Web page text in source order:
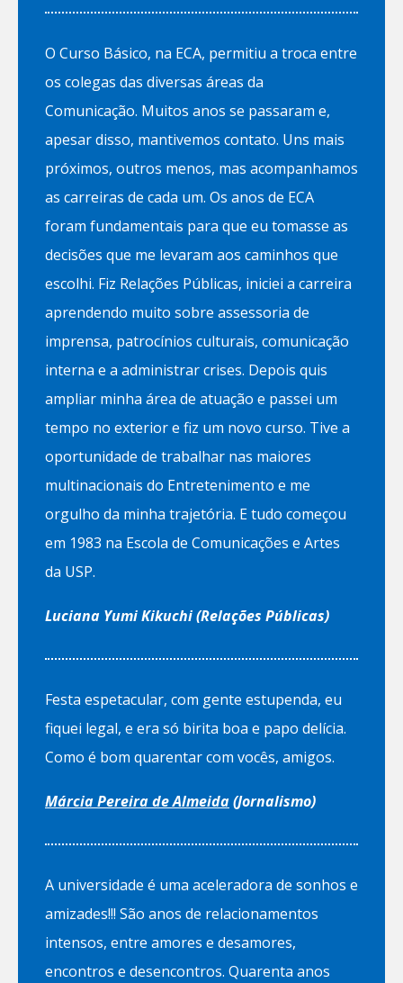
O Curso Básico, na ECA, permitiu a troca entre
os colegas das diversas áreas da
Comunicação. Muitos anos se passaram e,
apesar disso, mantivemos contato. Uns mais
próximos, outros menos, mas acompanhamos
as carreiras de cada um. Os anos de ECA
foram fundamentais para que eu tomasse as
decisões que me levaram aos caminhos que
escolhi. Fiz Relações Públicas, iniciei a carreira
aprendendo muito sobre assessoria de
imprensa, patrocínios culturais, comunicação
interna e a administrar crises. Depois quis
ampliar minha área de atuação e passei um
tempo no exterior e fiz um novo curso. Tive a
oportunidade de trabalhar nas maiores
multinacionais do Entretenimento e me
orgulho da minha trajetória. E tudo começou
em 1983 na Escola de Comunicações e Artes
da USP.
Luciana Yumi Kikuchi (Relações Públicas)
Festa espetacular, com gente estupenda, eu
fiquei legal, e era só birita boa e papo delícia.
Como é bom quarentar com vocês, amigos.
Márcia Pereira de Almeida(Jornalismo)
A universidade é uma aceleradora de sonhos e
amizades!!! São anos de relacionamentos
intensos, entre amores e desamores,
encontros e desencontros. Quarenta anos